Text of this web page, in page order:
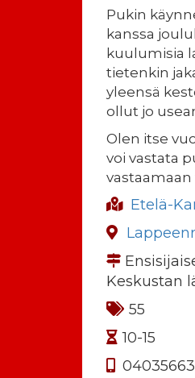
Pukin
kanssa
kuulumisia
tietenkin
yleensä
ollut jo
Olen itse
voi vastata
vastaamaan
Etelä-
Keskustan
55
10-15